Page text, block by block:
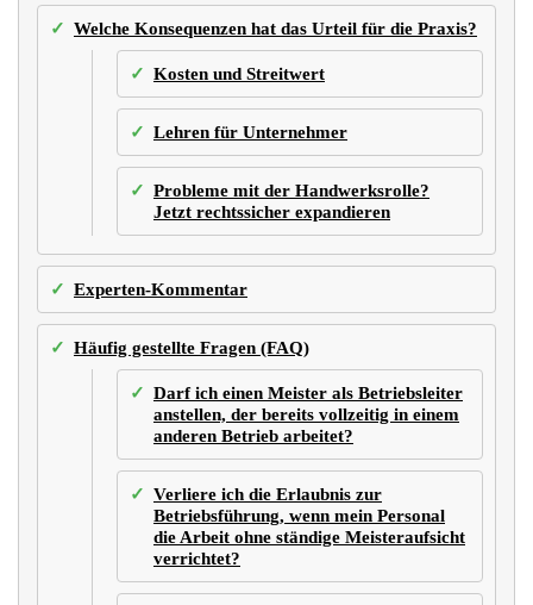
Welche Konsequenzen hat das Urteil für die Praxis?
Kosten und Streitwert
Lehren für Unternehmer
Probleme mit der Handwerksrolle?
Jetzt rechtssicher expandieren
Experten-Kommentar
Häufig gestellte Fragen (FAQ)
Darf ich einen Meister als Betriebsleiter
anstellen, der bereits vollzeitig in einem
anderen Betrieb arbeitet?
Verliere ich die Erlaubnis zur
Betriebsführung, wenn mein Personal
die Arbeit ohne ständige Meisteraufsicht
verrichtet?